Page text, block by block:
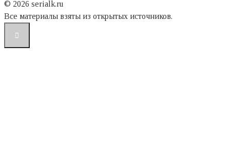
© 2026 serialk.ru
Все материалы взяты из открытых источников.